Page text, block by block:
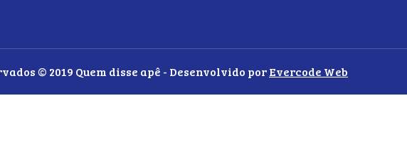
© 2019 Quem disse apê - Desenvolvido porEvercode Web